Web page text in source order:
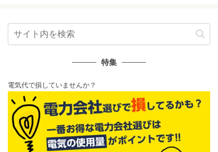
特集
電気代で損していませんか？